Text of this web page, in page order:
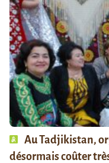
Au Tadjikistan,
désormais coûter